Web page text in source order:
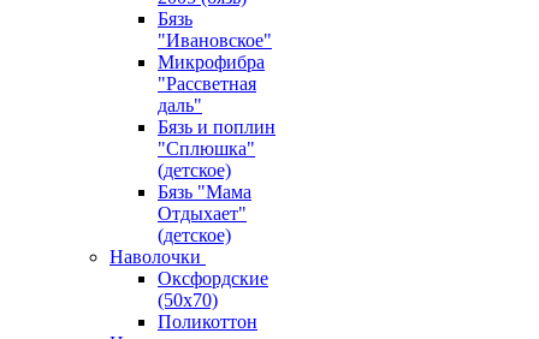
Бязь
"Ивановское"
Микрофибра
"Рассветная
даль"
Бязь и поплин
"Сплюшка"
(детское)
Бязь "Мама
Отдыхает"
(детское)
Наволочки
Оксфордские
(50х70)
Поликоттон